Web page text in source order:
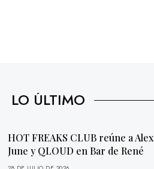
LO ÚLTIMO
HOT FREAKS CLUB reúne a Alex
June y QLOUD en Bar de René